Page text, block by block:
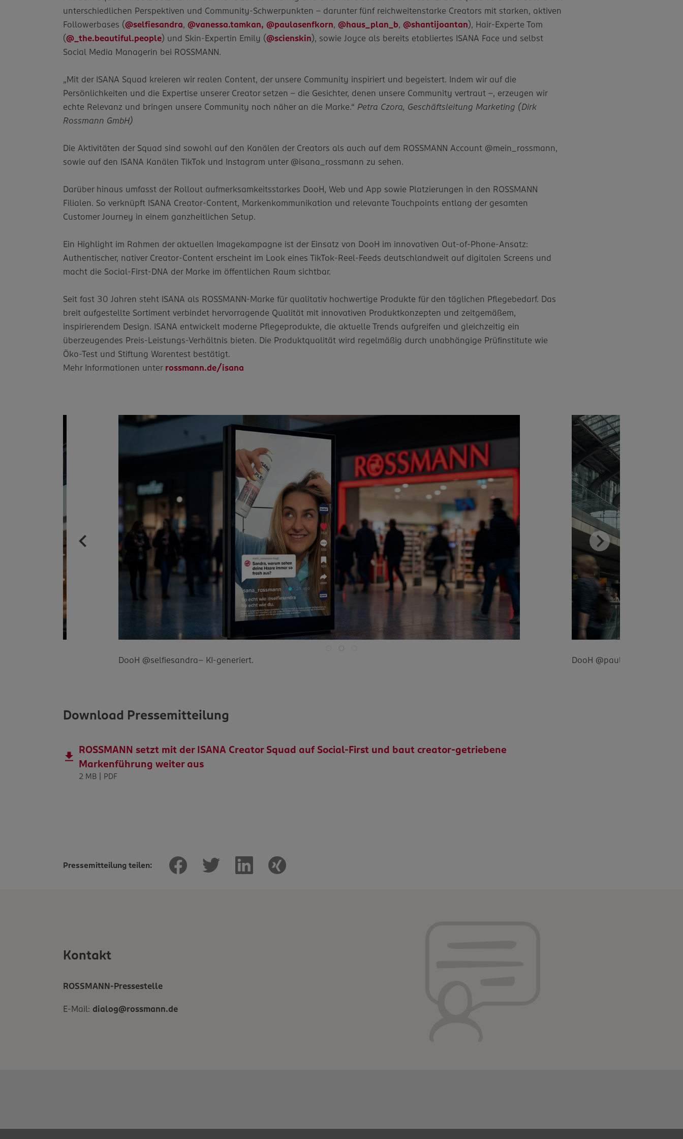
unterschiedlichen Perspektiven und Community-Schwerpunkten – darunter fünf reichweitenstarke Creators mit starken, aktiven
Followerbases (@selfiesandra,@vanessa.tamkan, @paulasenfkorn,@haus_plan_b,@shantijoantan), Hair-Experte Tom
(@_the.beautiful.people) und Skin-Expertin Emily (@scienskin), sowie Joyce als bereits etabliertes ISANA Face und selbst
Social Media Managerin bei ROSSMANN.
„Mit der ISANA Squad kreieren wir realen Content, der unsere Community inspiriert und begeistert. Indem wir auf die
Persönlichkeiten und die Expertise unserer Creator setzen – die Gesichter, denen unsere Community vertraut –, erzeugen wir
echte Relevanz und bringen unsere Community noch näher an die Marke.“ Petra Czora, Geschäftsleitung Marketing (Dirk
Rossmann GmbH)
Die Aktivitäten der Squad sind sowohl auf den Kanälen der Creators als auch auf dem ROSSMANN Account @mein_rossmann,
sowie auf den ISANA Kanälen TikTok und Instagram unter @isana_rossmann zu sehen.
Darüber hinaus umfasst der Rollout aufmerksamkeitsstarkes DooH, Web und App sowie Platzierungen in den ROSSMANN
Filialen. So verknüpft ISANA Creator-Content, Markenkommunikation und relevante Touchpoints entlang der gesamten
Customer Journey in einem ganzheitlichen Setup.
Ein Highlight im Rahmen der aktuellen Imagekampagne ist der Einsatz von DooH im innovativen Out-of-Phone-Ansatz:
Authentischer, nativer Creator-Content erscheint im Look eines TikTok-Reel-Feeds deutschlandweit auf digitalen Screens und
macht die Social-First-DNA der Marke im öffentlichen Raum sichtbar.
Seit fast 30 Jahren steht ISANA als ROSSMANN‑Marke für qualitativ hochwertige Produkte für den täglichen Pflegebedarf. Das
breit aufgestellte Sortiment verbindet hervorragende Qualität mit innovativen Produktkonzepten und zeitgemäßem,
inspirierendem Design. ISANA entwickelt moderne Pflegeprodukte, die aktuelle Trends aufgreifen und gleichzeitig ein
überzeugendes Preis‑Leistungs‑Verhältnis bieten. Die Produktqualität wird regelmäßig durch unabhängige Prüfinstitute wie
Öko‑Test und Stiftung Warentest bestätigt.
Mehr Informationen unter rossmann.de/isana
DooH @selfiesandra– KI-generiert. DooH @paulasenfkorn– KI-
Download Pressemitteilung
ROSSMANN setzt mit der ISANA Creator Squad auf Social-First und baut creator-getriebene
Markenführung weiter aus
2 MB | PDF
Pressemitteilung teilen:
Kontakt
ROSSMANN-Pressestelle
E-Mail:dialog@rossmann.de